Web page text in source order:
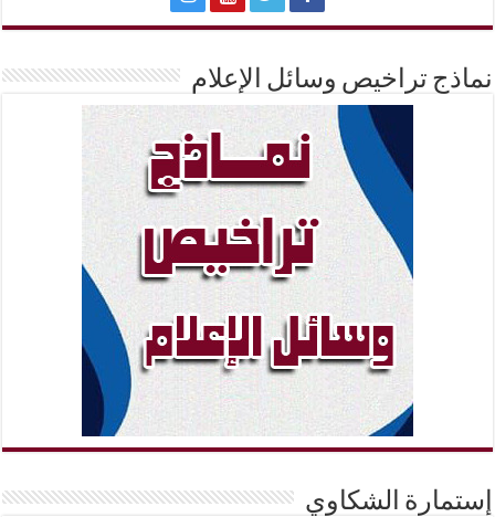
نماذج تراخيص وسائل الإعلام
إستمارة الشكاوي